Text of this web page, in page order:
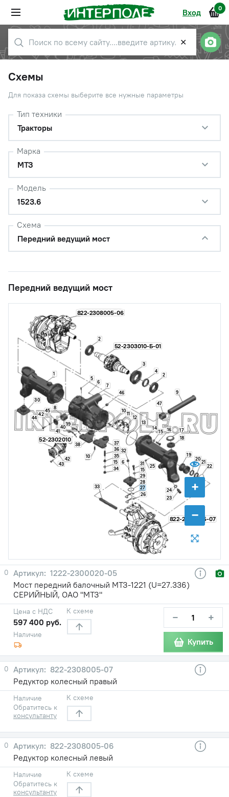
Вход 0
✕
Схемы
Для показа схемы выберите все нужные параметры
Тип техники
Тракторы
Марка
МТЗ
Модель
1523.6
Схема
Передний ведущий мост
Передний ведущий мост
+
−
822-2308005-07
822-2308005-06
52-2303010-Б-01
52-2302010
1
2
2
3
4
5
6
6
7
8
9
10
10
11
12
13
14
15
15
15
16
17
18
19
20
21
22
23
24
25
26
27
28
29
30
31
32
33
34
35
36
37
38
39
40
41
42
42
43
44
45
46
47
0
1222-2300020-05
Мост передний балочный МТЗ-1221 (U=27.336)
СЕРИЙНЫЙ, ОАО "МТЗ"
Наличие
Цена с НДС
597 400 руб.
К схеме − +
Купить
0
822-2308005-07
Редуктор колесный правый
Наличие
Обратитесь к
консультанту
К схеме
0
822-2308005-06
Редуктор колесный левый
Наличие
Обратитесь к
консультанту
К схеме